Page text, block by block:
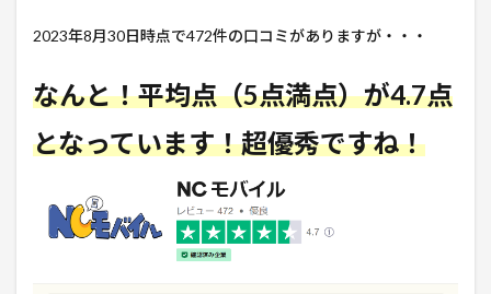
2023年8月30日時点で472件の口コミがありますが・・・
なんと！平均点（5点満点）が4.7点
となっています！超優秀ですね！